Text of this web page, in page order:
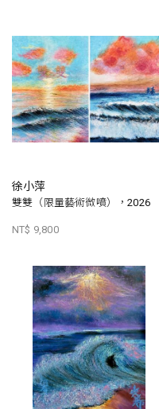
徐小萍
雙雙（限量藝術微噴），2026
NT$ 9,800